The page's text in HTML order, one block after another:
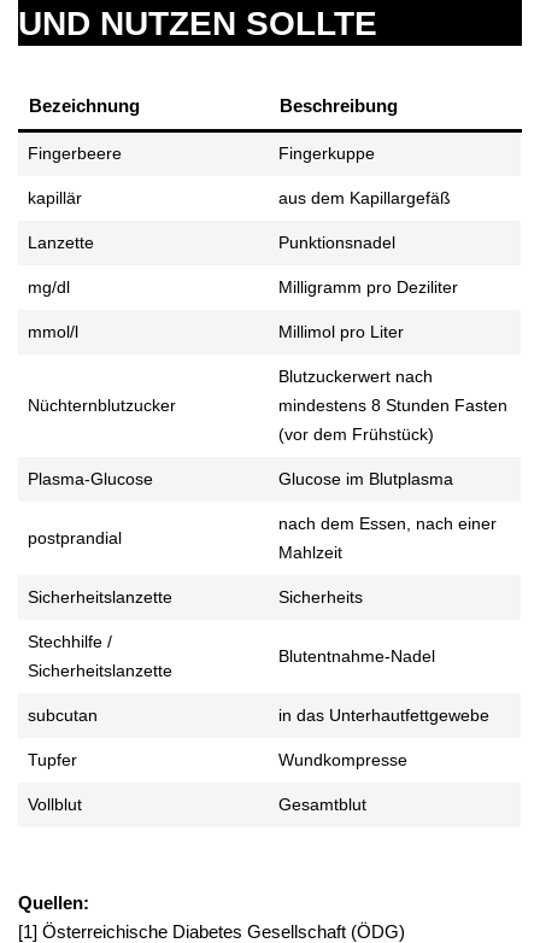
UND NUTZEN SOLLTE
Bezeichnung Beschreibung
Fingerbeere Fingerkuppe
kapillär aus dem Kapillargefäß
Lanzette Punktionsnadel
mg/dl Milligramm pro Deziliter
mmol/l Millimol pro Liter
Nüchternblutzucker
Blutzuckerwert nach
mindestens 8 Stunden Fasten
(vor dem Frühstück)
Plasma-Glucose Glucose im Blutplasma
postprandial
nach dem Essen, nach einer
Mahlzeit
Sicherheitslanzette Sicherheits
Stechhilfe /
Sicherheitslanzette
Blutentnahme-Nadel
subcutan in das Unterhautfettgewebe
Tupfer Wundkompresse
Vollblut Gesamtblut
Quellen:
[1] Österreichische Diabetes Gesellschaft (ÖDG)